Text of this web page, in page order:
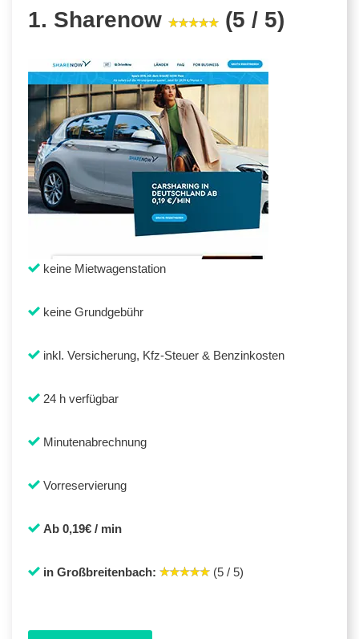
1. Sharenow (5 / 5)
keine Mietwagenstation
keine Grundgebühr
inkl. Versicherung, Kfz-Steuer & Benzinkosten
24 h verfügbar
Minutenabrechnung
Vorreservierung
Ab 0,19€ / min
in Großbreitenbach: (5 / 5)